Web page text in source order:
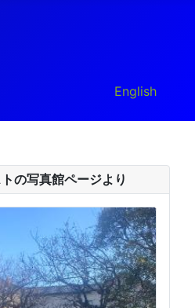
あなたが使う
English
の写真館ページより